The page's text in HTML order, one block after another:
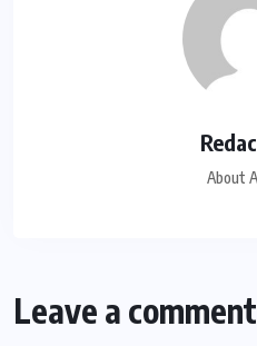
About
Leave a comment